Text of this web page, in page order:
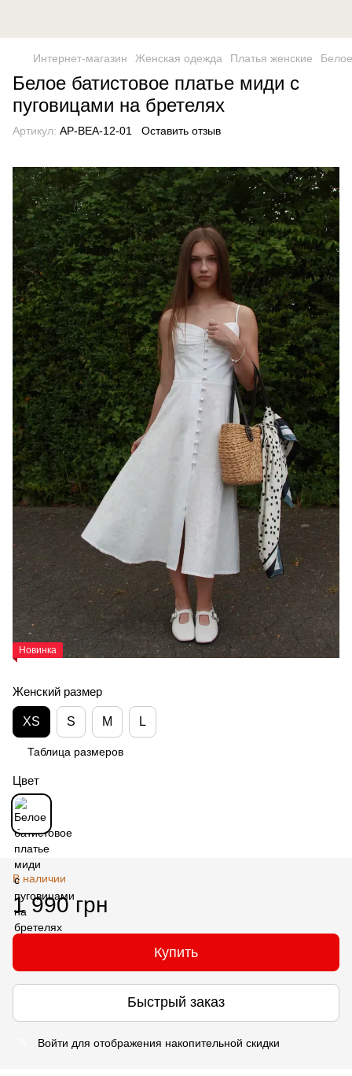
Интернет-магазин Женская одежда Платья женские
Белое батистовое платье миди с
пуговицами на бретелях
Артикул: AP-BEA-12-01 Оставить отзыв
Новинка
Женский размер
XS S M L
Таблица размеров
Цвет
В наличии
1 990 грн
Купить
Быстрый заказ
Войти для отображения накопительной скидки